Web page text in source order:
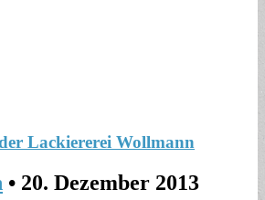
Lackiererei Wollmann
• 20. Dezember 2013